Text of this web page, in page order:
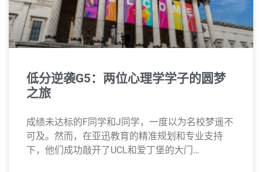
低分逆袭G5：两位心理学学子的圆梦
之旅
成绩未达标的F同学和J同学，一度以为名校梦遥不
可及。然而，在亚迅教育的精准规划和专业支持
下，他们成功敲开了UCL和爱丁堡的大门…